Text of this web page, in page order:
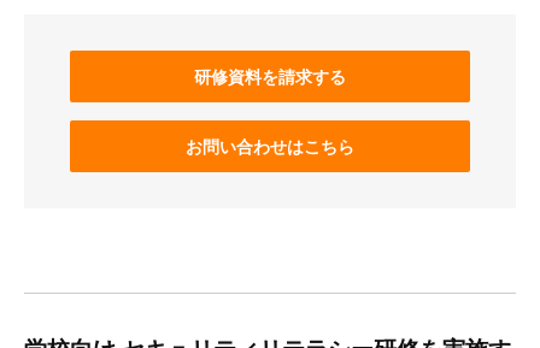
研修資料を請求する
お問い合わせはこちら